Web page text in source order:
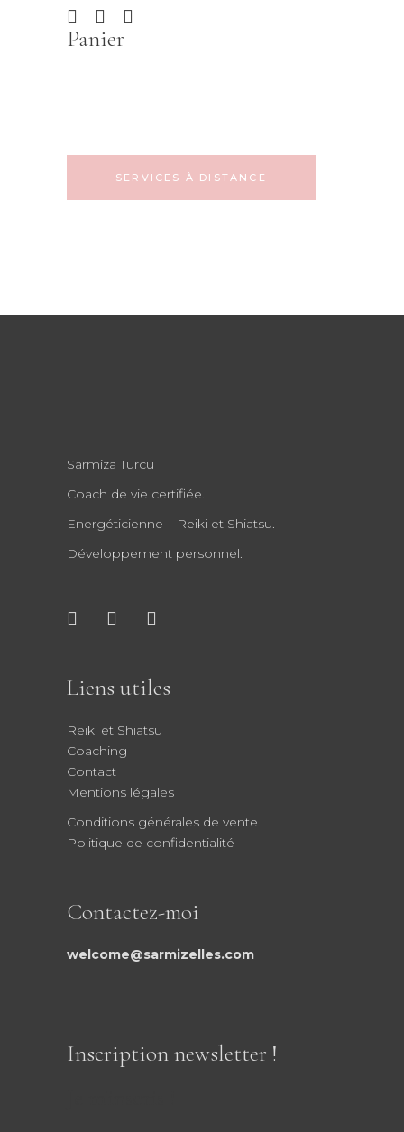
Panier
SERVICES À DISTANCE
Sarmiza Turcu
Coach de vie certifiée.
Energéticienne – Reiki et Shiatsu.
Développement personnel.
Liens utiles
Reiki et Shiatsu
Coaching
Contact
Mentions légales
Conditions générales de vente
Politique de confidentialité
Contactez-moi
welcome@sarmizelles.com
Inscription newsletter !